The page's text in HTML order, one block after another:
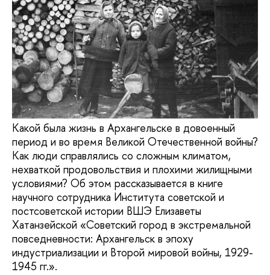
Какой была жизнь в Архангельске в довоенный
период и во время Великой Отечественной войны?
Как люди справлялись со сложным климатом,
нехваткой продовольствия и плохими жилищными
условиями? Об этом рассказывается в книге
научного сотрудника Института советской и
постсоветской истории ВШЭ Елизаветы
Хатанзейской «Советский город в экстремальной
повседневности: Архангельск в эпоху
индустриализации и Второй мировой войны, 1929-
1945 гг.».